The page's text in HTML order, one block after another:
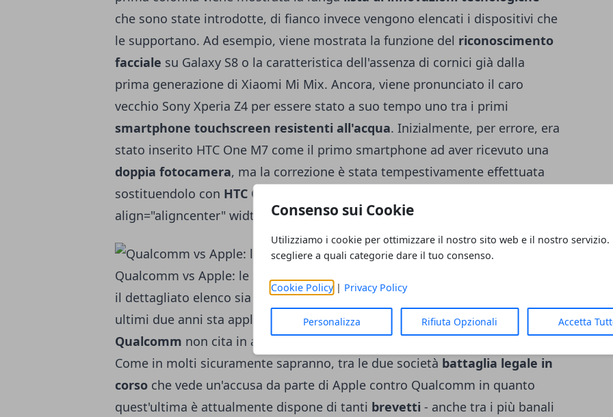
Consenso sui Cookie
Utilizziamo i cookie per ottimizzare il nostro sito web e il nostro servizio.
scegliere a quali categorie dare il tuo consenso.
Cookie Policy| Privacy Policy
Personalizza Rifiuta Opzionali Accetta
che sono state introdotte, di fianco invece vengono elencati i dispositivi che
le supportano. Ad esempio, viene mostrata la funzione del riconoscimento
facciale su Galaxy S8 o la caratteristica dell'assenza di cornici già dalla
prima generazione di Xiaomi Mi Mix. Ancora, viene pronunciato il caro
vecchio Sony Xperia Z4 per essere stato a suo tempo uno tra i primi
smartphone touchscreen resistenti all'acqua. Inizialmente, per errore, era
stato inserito HTC One M7 come il primo smartphone ad aver ricevuto una
doppia fotocamera, ma la correzione è stata tempestivamente effettuata
sostituendolo con HTC One M8
align="aligncenter" width="655"]
Qualcomm vs Apple: le novità tecnologiche introdotte[/caption] Nonostante
il dettagliato elenco sia effettivamente rivolto ad Apple
ultimi due anni sta applicando alcune tra queste nuove tecnologie,
Qualcomm non cita in alcun modo l'azienda di Cupertino, iPhone o iOS.
Come in molti sicuramente sapranno, tra le due società battaglia legale in
corso che vede un'accusa da parte di Apple contro Qualcomm in quanto
quest'ultima è attualmente dispone di tanti brevetti - anche tra i più banali